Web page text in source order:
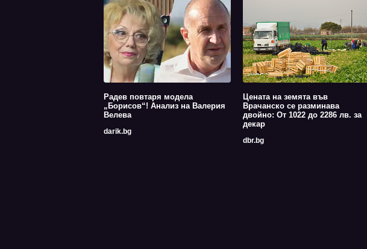
Радев повтаря модела
„Борисов“! Анализ на Валерия
Велева
darik.bg
Цената на земята във
Врачанско се разминава
двойно: От 1022 до 2286 лв. за
декар
dbr.bg